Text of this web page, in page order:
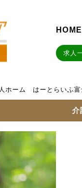
HOME
求人
ホーム はーとらいふ
介